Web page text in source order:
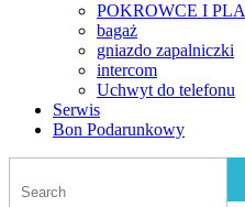
POKROWCE I
bagaż
gniazdo zapalniczki
intercom
Uchwyt do telefonu
Serwis
Bon Podarunkowy